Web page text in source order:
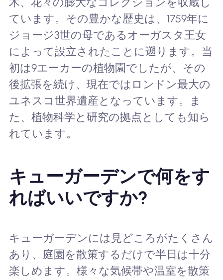
ています。その豊かな歴史は、1759年に
ジョージ3世の母であるオーガスタ王女
によって設立されたことに遡ります。当
初は9エーカーの植物園でしたが、その
後拡張を続け、現在ではロンドン最大の
ユネスコ世界遺産となっています。ま
た、植物科学と研究の拠点としても知ら
れています。
キューガーデンで何をす
ればいいですか?
キューガーデンには見どころがたくさん
あり、庭園を散策するだけで半日は十分
楽しめます。様々な気候帯や温室を散策